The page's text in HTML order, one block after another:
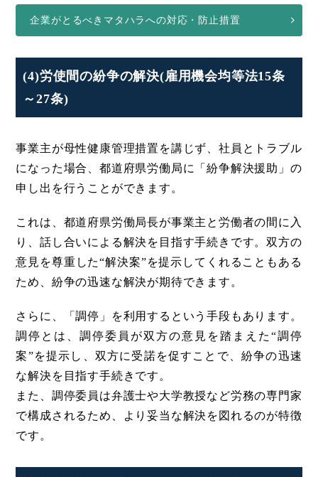
企業がとるべきマタハラへの対応・防止措置
(4)労使間の紛争の解決(雇用機会均等法15条
～27条)
事業主が母性健康管理措置を講じず、社員とトラブル
になった場合、都道府県労働局に「紛争解決援助」の
申し出を行うことができます。
これは、都道府県労働局長が事業主と労働者の間に入
り、話し合いによる解決を目指す手続きです。双方の
意見を尊重した“解決案”を提示してくれることもある
ため、紛争の迅速な解決が期待できます。
さらに、「調停」を利用するという手段もあります。
調停とは、調停委員が双方の意見を踏まえた“調停
案”を提示し、双方に受諾を促すことで、紛争の迅速
な解決を目指す手続きです。
また、調停委員は弁護士や大学教授など労務の専門家
で構成されるため、より妥当な解決を図れるのが特徴
です。